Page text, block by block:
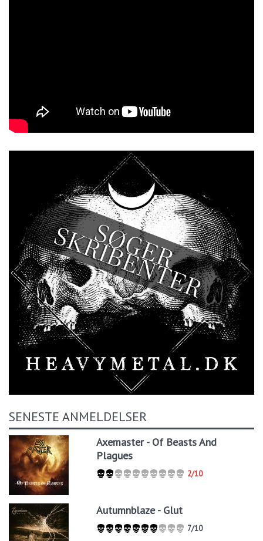
SENESTE ANMELDELSER
Axemaster - Of Beasts And
Plagues
2/10
Autumnblaze - Glut
7/10